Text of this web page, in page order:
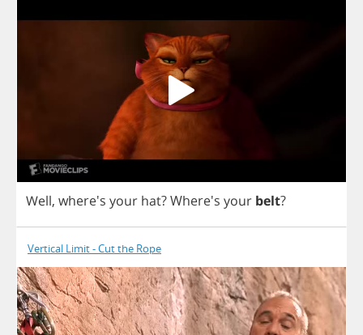
Well, where's your hat?Where's your belt?
Vertical Limit - Cut the Rope